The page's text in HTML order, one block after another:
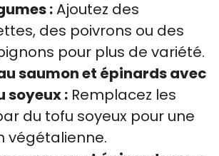
:Ajoutez des
des poivrons ou des
pour plus de variété.
saumon et épinards avec
soyeux : Remplacez les
du tofu soyeux pour une
végétalienne.